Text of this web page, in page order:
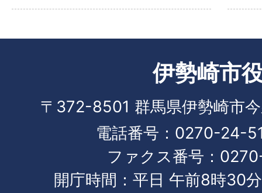
伊勢崎市
〒372-8501 群馬県伊勢崎市
電話番号：0270-24-
ファクス番号：
開庁時間：平日 午前8時30